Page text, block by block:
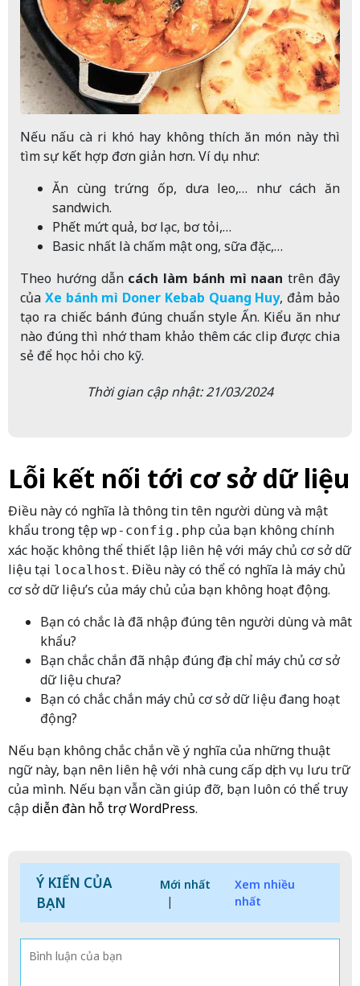
Nếu nấu cà ri khó hay không thích ăn món này thì
tìm sự kết hợp đơn giản hơn. Ví dụ như:
Ăn cùng trứng ốp, dưa leo,… như cách ăn
sandwich.
Phết mứt quả, bơ lạc, bơ tỏi,…
Basic nhất là chấm mật ong, sữa đặc,…
Theo hướng dẫn cách làm bánh mì naan trên đây
của Xe bánh mì Doner Kebab Quang Huy, đảm bảo
tạo ra chiếc bánh đúng chuẩn style Ấn. Kiểu ăn như
nào đúng thì nhớ tham khảo thêm các clip được chia
sẻ để học hỏi cho kỹ.
Thời gian cập nhật: 21/03/2024
Lỗi kết nối tới cơ sở dữ liệu
Điều này có nghĩa là thông tin tên người dùng và mật
khẩu trong tệp wp-config.php của bạn không chính
xác hoặc không thể thiết lập liên hệ với máy chủ cơ sở dữ
liệu tại localhost. Điều này có thể có nghĩa là máy chủ
cơ sở dữ liệu’s của máy chủ của bạn không hoạt động.
Bạn có chắc là đã nhập đúng tên người dùng và mât
khẩu?
Bạn chắc chắn đã nhập đúng địa chỉ máy chủ cơ sở
dữ liệu chưa?
Bạn có chắc chắn máy chủ cơ sở dữ liệu đang hoạt
động?
Nếu bạn không chắc chắn về ý nghĩa của những thuật
ngữ này, bạn nên liên hệ với nhà cung cấp dịch vụ lưu trữ
của mình. Nếu bạn vẫn cần giúp đỡ, bạn luôn có thể truy
cậpdiễn đàn hỗ trợ WordPress.
Ý KIẾN CỦA
BẠN
Mới nhất
|
Xem nhiều
nhất